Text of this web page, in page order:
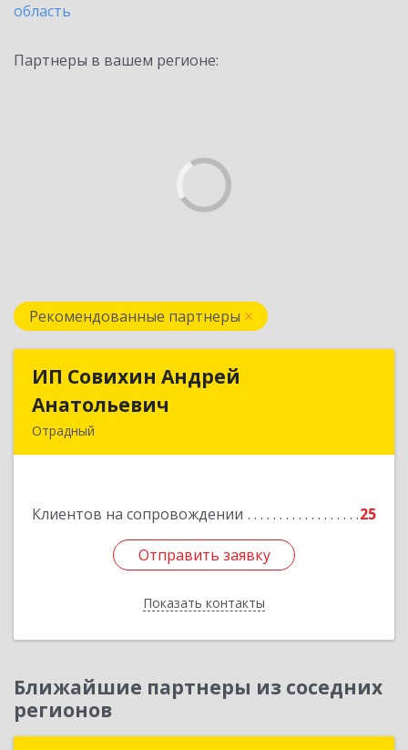
область
Партнеры в вашем регионе:
Рекомендованные партнеры
ИП Совихин Андрей
Анатольевич
Отрадный
Клиентов на сопровождении 25
Отправить заявку
Показать контакты
ИП Совихин Андрей
Подробнее
Отправить заявку
Назад
Ближайшие партнеры из соседних
регионов